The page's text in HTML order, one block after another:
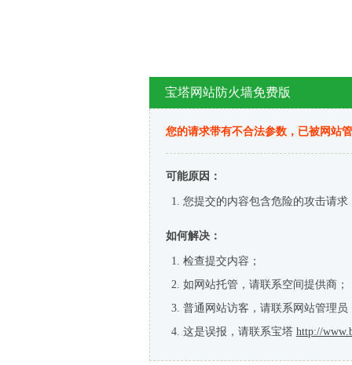
宝塔网站防火墙免费版
您的请求带有不合法参数，已被网站
可能原因：
您提交的内容包含危险的攻击请求
如何解决：
检查提交内容；
如网站托管，请联系空间提供商；
普通网站访客，请联系网站管理员
这是误报，请联系宝塔 http://